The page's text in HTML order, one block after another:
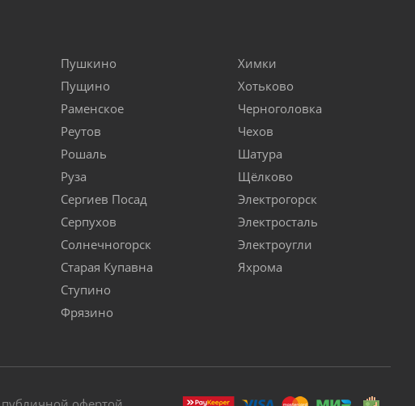
Пушкино
Пущино
Раменское
Реутов
Рошаль
Руза
Сергиев Посад
Серпухов
Солнечногорск
Старая Купавна
Ступино
Фрязино
Химки
Хотьково
Черноголовка
Чехов
Шатура
Щёлково
Электрогорск
Электросталь
Электроугли
Яхрома